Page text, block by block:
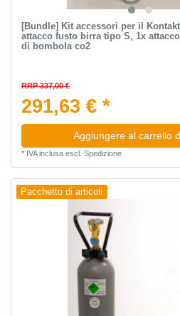
[Bundle] Kit accessori per il
attacco fusto birra tipo S, 1x
di bombola co2
RRP 337,00 €
291,63 € *
Aggiungere al carrello
* IVA inclusaescl. Spedizione
Pacchetto di articoli